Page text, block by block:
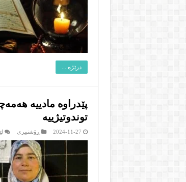
درێژە ...
پێدراوه‌ مادییه‌
توندوتیژییه‌
2024-11-27 ڕۆشنبیرى